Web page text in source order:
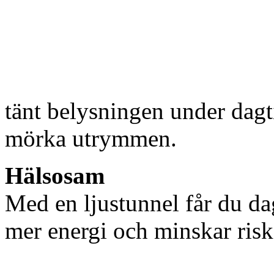
tänt belysningen under
mörka utrymmen.
Hälsosam
Med en ljustunnel får du
mer energi och minskar